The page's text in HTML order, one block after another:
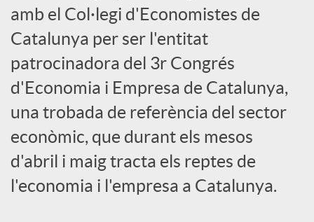
o
c
i
a
l
amb el Col·legi d'Economistes de
Catalunya per ser l'entitat
patrocinadora del 3r Congrés
d'Economia i Empresa de Catalunya,
una trobada de referència del sector
econòmic, que durant els mesos
d'abril i maig tracta els reptes de
l'economia i l'empresa a Catalunya.